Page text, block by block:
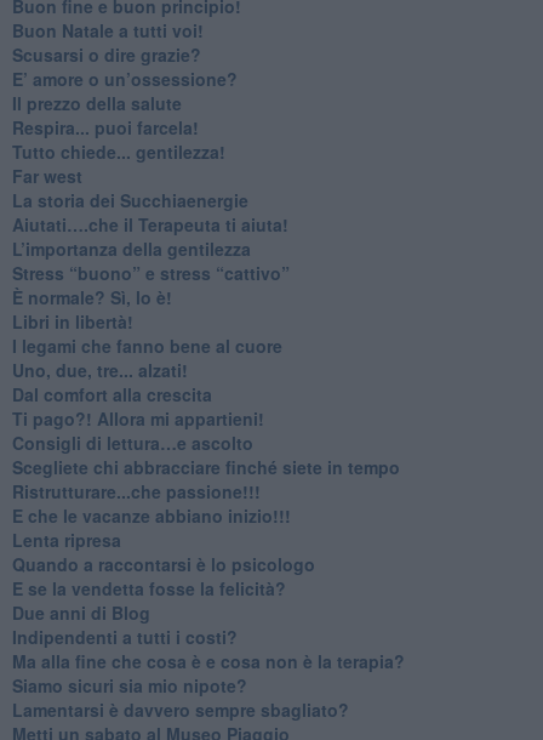
Buon fine e buon principio!
​Buon Natale a tutti voi!
​Scusarsi o dire grazie?
​E’ amore o un’ossessione?
​Il prezzo della salute
​Respira... puoi farcela!
​Tutto chiede... gentilezza!
​Far west
​La storia dei Succhiaenergie
​Aiutati….che il Terapeuta ti aiuta!
​L’importanza della gentilezza
​Stress “buono” e stress “cattivo”
​È normale? Sì, lo è!
​Libri in libertà!
​I legami che fanno bene al cuore
Uno, due, tre... alzati!​
​Dal comfort alla crescita
​Ti pago?! Allora mi appartieni!​
​Consigli di lettura…e ascolto
​Scegliete chi abbracciare finché siete in tempo
​Ristrutturare...che passione!!!
​E che le vacanze abbiano inizio!!!
​Lenta ripresa
​Quando a raccontarsi è lo psicologo
​E se la vendetta fosse la felicità?
​Due anni di Blog
​Indipendenti a tutti i costi?
​Ma alla fine che cosa è e cosa non è la terapia?
​Siamo sicuri sia mio nipote?
​Lamentarsi è davvero sempre sbagliato?
​Metti un sabato al Museo Piaggio